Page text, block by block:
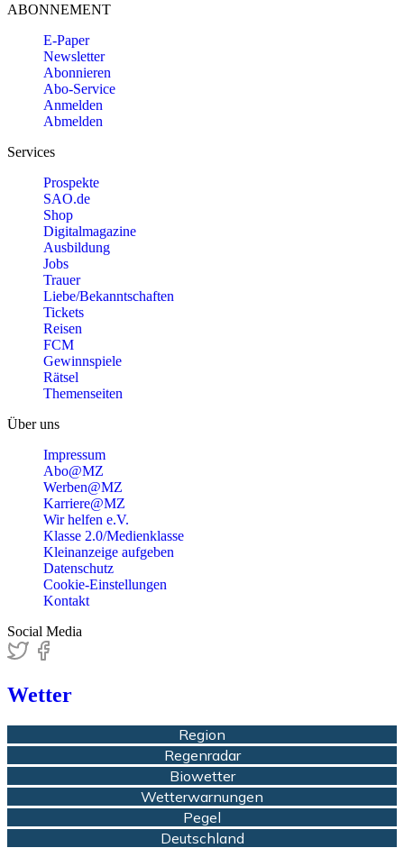
ABONNEMENT
E-Paper
Newsletter
Abonnieren
Abo-Service
Anmelden
Abmelden
Services
Prospekte
SAO.de
Shop
Digitalmagazine
Ausbildung
Jobs
Trauer
Liebe/Bekanntschaften
Tickets
Reisen
FCM
Gewinnspiele
Rätsel
Themenseiten
Über uns
Impressum
Abo@MZ
Werben@MZ
Karriere@MZ
Wir helfen e.V.
Klasse 2.0/Medienklasse
Kleinanzeige aufgeben
Datenschutz
Cookie-Einstellungen
Kontakt
Social Media
Wetter
Region
Regenradar
Biowetter
Wetterwarnungen
Pegel
Deutschland